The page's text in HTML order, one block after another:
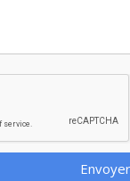
Envoyer